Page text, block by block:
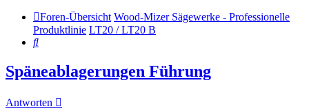
Foren-Übersicht Wood-Mizer Sägewerke - Professionelle
Produktlinie LT20 / LT20 B
Suche
Späneablagerungen Führung
Antworten